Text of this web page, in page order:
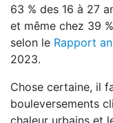
63 % des 16 à 27
et même chez 39
selon le Rapport
2023.
Chose certaine, il
bouleversements
chaleur urbains et